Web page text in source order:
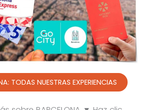
TODAS NUESTRAS EXPERIENCIAS